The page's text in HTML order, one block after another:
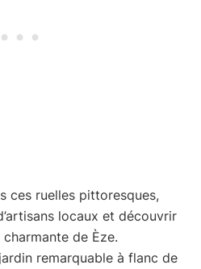
ces ruelles pittoresques,
locaux et découvrir
de Èze.
remarquable à flanc de